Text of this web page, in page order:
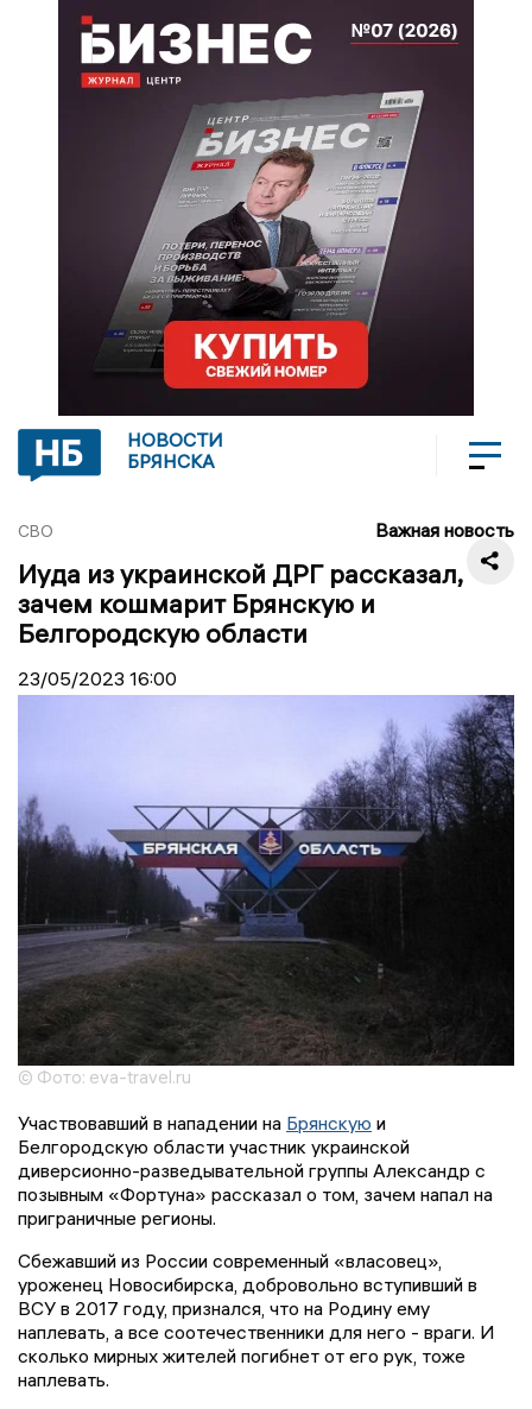
НОВОСТИ
БРЯНСКА
СВО Важная новость
Иуда из украинской ДРГ рассказал,
зачем кошмарит Брянскую и
Белгородскую области
23/05/2023 16:00
© Фото: eva-travel.ru
Участвовавший в нападении на Брянскую и
Белгородскую области участник украинской
диверсионно-разведывательной группы Александр с
позывным «Фортуна» рассказал о том, зачем напал на
приграничные регионы.
Сбежавший из России современный «власовец»,
уроженец Новосибирска, добровольно вступивший в
ВСУ в 2017 году, признался, что на Родину ему
наплевать, а все соотечественники для него - враги. И
сколько мирных жителей погибнет от его рук, тоже
наплевать.